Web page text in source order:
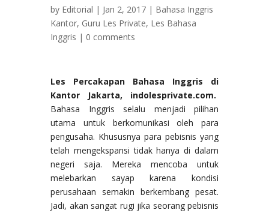
by Editorial | Jan 2, 2017 | Bahasa Inggris
Kantor, Guru Les Private, Les Bahasa
Inggris | 0 comments
Les Percakapan Bahasa Inggris di
Kantor Jakarta, indolesprivate.com.
Bahasa Inggris selalu menjadi pilihan
utama untuk berkomunikasi oleh para
pengusaha. Khususnya para pebisnis yang
telah mengekspansi tidak hanya di dalam
negeri saja. Mereka mencoba untuk
melebarkan sayap karena kondisi
perusahaan semakin berkembang pesat.
Jadi, akan sangat rugi jika seorang pebisnis